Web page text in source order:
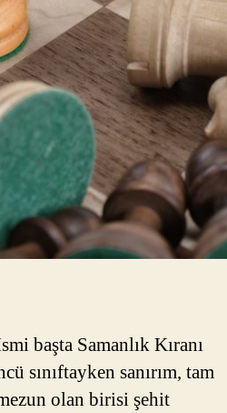
başta Samanlık Kıranı
sınıftayken sanırım, tam
olan birisi şehit